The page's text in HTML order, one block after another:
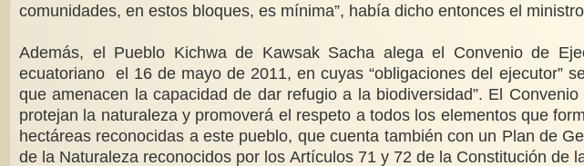
comunidades, en estos bloques, es mínima”, había dicho entonces el
Además, el Pueblo Kichwa de Kawsak Sacha alega el Convenio de
ecuatoriano el 16 de mayo de 2011, en cuyas “obligaciones del ejecutor”
que amenacen la capacidad de dar refugio a la biodiversidad”. El
protejan la naturaleza y promoverá el respeto a todos los elementos que
hectáreas reconocidas a este pueblo, que cuenta también con un Plan de
de la Naturaleza reconocidos por los Artículos 71 y 72 de la Constitución de